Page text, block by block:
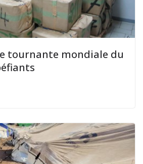
tournante mondiale du